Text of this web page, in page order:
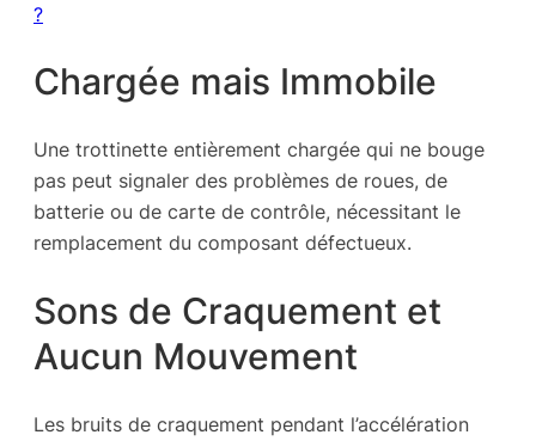
?
Chargée mais Immobile
Une trottinette entièrement chargée qui ne bouge
pas peut signaler des problèmes de roues, de
batterie ou de carte de contrôle, nécessitant le
remplacement du composant défectueux.
Sons de Craquement et
Aucun Mouvement
Les bruits de craquement pendant l’accélération